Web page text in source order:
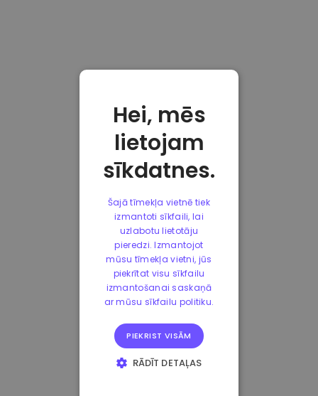
Hei, mēs
lietojam
sīkdatnes.
Šajā tīmekļa vietnē tiek
izmantoti sīkfaili, lai
uzlabotu lietotāju
pieredzi. Izmantojot
mūsu tīmekļa vietni, jūs
piekrītat visu sīkfailu
izmantošanai saskaņā
ar mūsu sīkfailu politiku.
PIEKRIST VISĀM
RĀDĪT DETAĻAS